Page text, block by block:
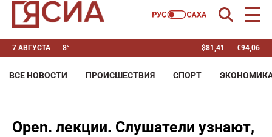
7 АВГУСТА 8° $81,41 €94,06
ВСЕ НОВОСТИ ПРОИСШЕСТВИЯ СПОРТ
Open. лекции. Слушатели узнают,